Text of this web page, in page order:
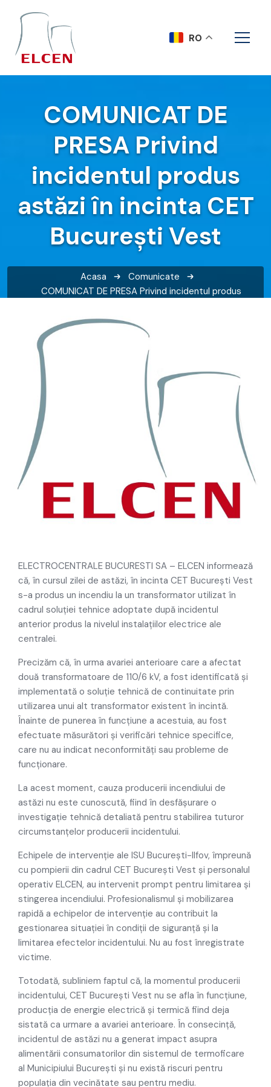
COMUNICAT DE
PRESA Privind
incidentul produs
astăzi în incinta CET
București Vest
Acasa
Comunicate
COMUNICAT DE PRESA Privind incidentul produs
ELECTROCENTRALE BUCURESTI SA – ELCEN informează
că, în cursul zilei de astăzi, în incinta CET București Vest
s-a produs un incendiu la un transformator utilizat în
cadrul soluției tehnice adoptate după incidentul
anterior produs la nivelul instalațiilor electrice ale
centralei.
Precizăm că, în urma avariei anterioare care a afectat
două transformatoare de 110/6 kV, a fost identificată și
implementată o soluție tehnică de continuitate prin
utilizarea unui alt transformator existent în incintă.
Înainte de punerea în funcțiune a acestuia, au fost
efectuate măsurători și verificări tehnice specifice,
care nu au indicat neconformități sau probleme de
funcționare.
La acest moment, cauza producerii incendiului de
astăzi nu este cunoscută, fiind în desfășurare o
investigație tehnică detaliată pentru stabilirea tuturor
circumstanțelor producerii incidentului.
Echipele de intervenție ale ISU București-Ilfov, împreună
cu pompierii din cadrul CET București Vest și personalul
operativ ELCEN, au intervenit prompt pentru limitarea și
stingerea incendiului. Profesionalismul și mobilizarea
rapidă a echipelor de intervenție au contribuit la
gestionarea situației în condiții de siguranță și la
limitarea efectelor incidentului. Nu au fost înregistrate
victime.
Totodată, subliniem faptul că, la momentul producerii
incidentului, CET București Vest nu se afla în funcțiune,
producția de energie electrică și termică fiind deja
sistată ca urmare a avariei anterioare. În consecință,
incidentul de astăzi nu a generat impact asupra
alimentării consumatorilor din sistemul de termoficare
al Municipiului București și nu există riscuri pentru
populația din vecinătate sau pentru mediu.
RO